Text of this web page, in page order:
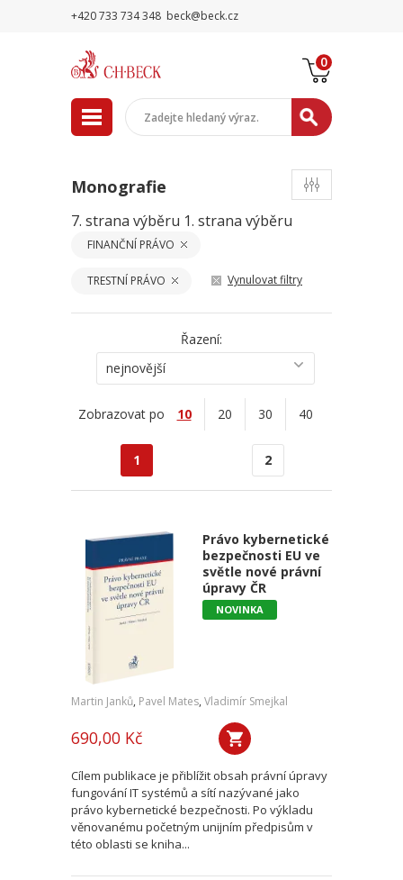
+420 733 734 348 beck@beck.cz
0
Monografie
7. strana výběru 1. strana výběru
FINANČNÍ PRÁVO
TRESTNÍ PRÁVO Vynulovat filtry
Řazení:
nejnovější
Zobrazovat po 10 20 30 40
1 2
Právo kybernetické
bezpečnosti EU ve
světle nové právní
úpravy ČR
NOVINKA
Martin Janků, Pavel Mates, Vladimír Smejkal
690,00 Kč
Cílem publikace je přiblížit obsah právní úpravy
fungování IT systémů a sítí nazývané jako
právo kybernetické bezpečnosti. Po výkladu
věnovanému početným unijním předpisům v
této oblasti se kniha...